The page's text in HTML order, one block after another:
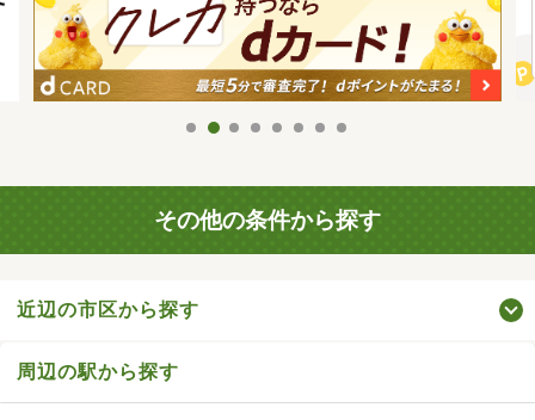
その他の条件から探す
近辺の市区から探す
周辺の駅から探す